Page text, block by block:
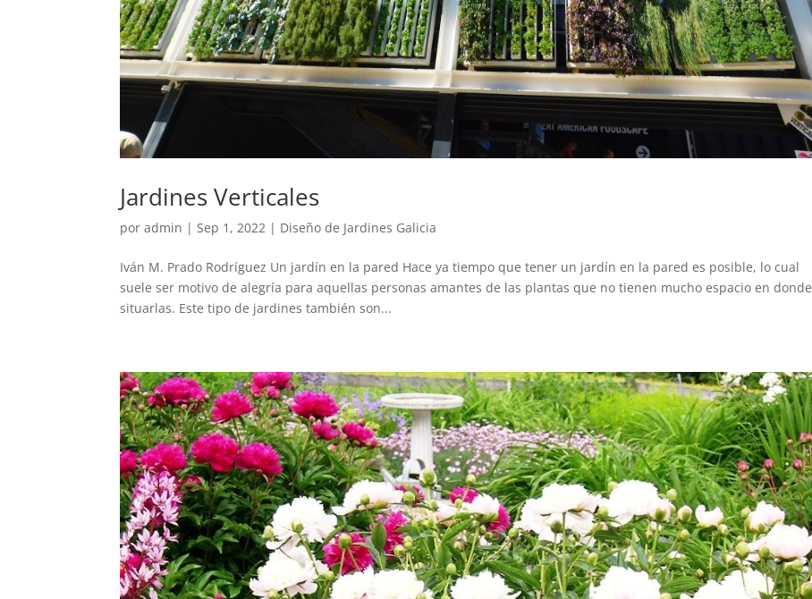
Jardines Verticales
poradmin |Sep 1, 2022 | Diseño de Jardines Galicia
Iván M. Prado Rodríguez Un jardín en la pared Hace ya tiempo que tener un jardín en la pared es posible, lo cual
suele ser motivo de alegría para aquellas personas amantes de las plantas que no tienen mucho espacio en donde
situarlas. Este tipo de jardines también son...